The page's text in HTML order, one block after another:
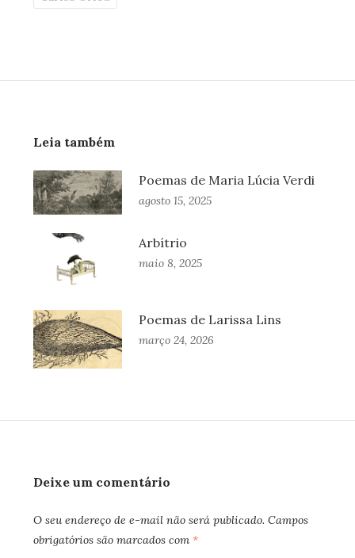
Leia também
Poemas de Maria Lúcia Verdi
agosto 15, 2025
Arbítrio
maio 8, 2025
Poemas de Larissa Lins
março 24, 2026
Deixe um comentário
O seu endereço de e-mail não será publicado. Campos
obrigatórios são marcados com *